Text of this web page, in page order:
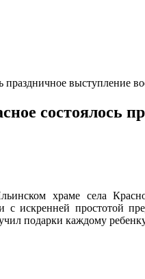
выступление
состоялось
храме села
искренней простотой
подарки каждому